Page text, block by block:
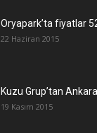
Oryapark’ta fiyatlar
22 Haziran 2015
​Kuzu Grup’tan
19 Kasım 2015